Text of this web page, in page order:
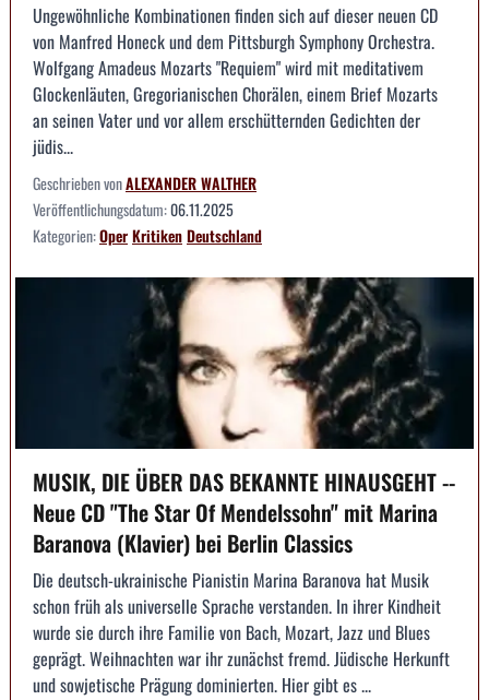
Ungewöhnliche Kombinationen finden sich auf dieser neuen CD
von Manfred Honeck und dem Pittsburgh Symphony Orchestra.
Wolfgang Amadeus Mozarts "Requiem" wird mit meditativem
Glockenläuten, Gregorianischen Chorälen, einem Brief Mozarts
an seinen Vater und vor allem erschütternden Gedichten der
jüdis...
Geschrieben vonALEXANDER WALTHER
Veröffentlichungsdatum:06.11.2025
Kategorien:OperKritikenDeutschland
MUSIK, DIE ÜBER DAS BEKANNTE HINAUSGEHT --
Neue CD "The Star Of Mendelssohn" mit Marina
Baranova (Klavier) bei Berlin Classics
Die deutsch-ukrainische Pianistin Marina Baranova hat Musik
schon früh als universelle Sprache verstanden. In ihrer Kindheit
wurde sie durch ihre Familie von Bach, Mozart, Jazz und Blues
geprägt. Weihnachten war ihr zunächst fremd. Jüdische Herkunft
und sowjetische Prägung dominierten. Hier gibt es ...